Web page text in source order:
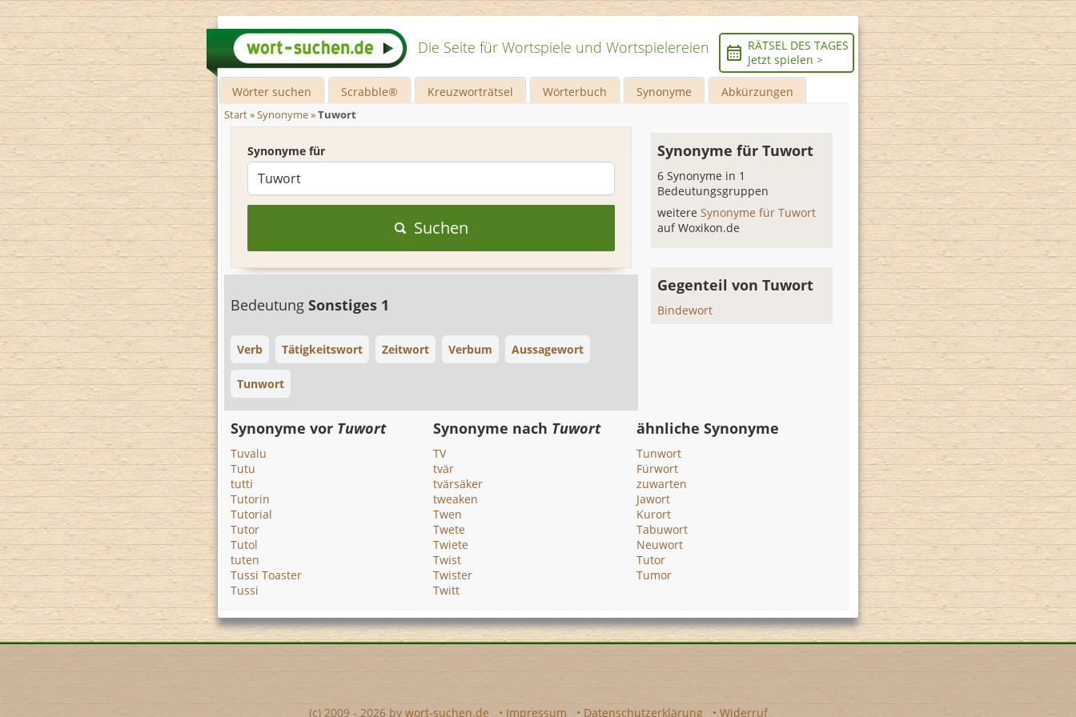
Die Seite für Wortspiele und Wortspielereien
RÄTSEL DES TAGES
Jetzt spielen >
Wörter suchen Scrabble® Kreuzworträtsel Wörterbuch Synonyme Abkürzungen
Start»Synonyme»Tuwort
Synonyme für
Suchen
Bedeutung Sonstiges 1
Verb Tätigkeitswort Zeitwort Verbum Aussagewort
Tunwort
Synonyme für Tuwort
6 Synonyme in 1
Bedeutungsgruppen
weitereSynonyme für Tuwort
auf Woxikon.de
Gegenteil von Tuwort
Bindewort
Synonyme vor Tuwort
Tuvalu
Tutu
tutti
Tutorin
Tutorial
Tutor
Tutol
tuten
Tussi Toaster
Tussi
Synonyme nach Tuwort
TV
tvär
tvärsäker
tweaken
Twen
Twete
Twiete
Twist
Twister
Twitt
ähnliche Synonyme
Tunwort
Fürwort
zuwarten
Jawort
Kurort
Tabuwort
Neuwort
Tutor
Tumor
(c) 2009 - 2026 by wort-suchen.de • Impressum • Datenschutzerklärung • Widerruf